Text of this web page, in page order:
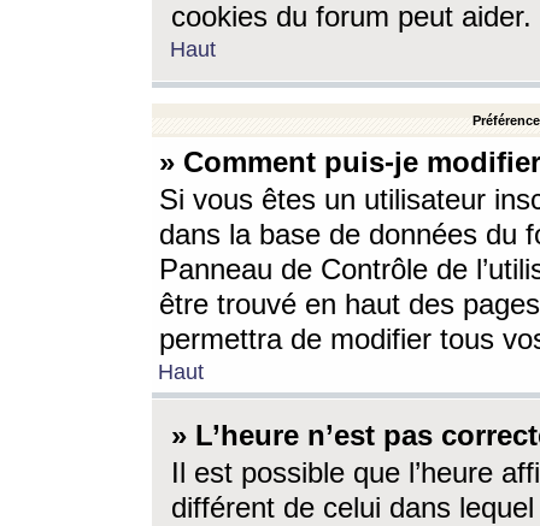
cookies du forum peut aider.
Haut
» Comment puis-je
Si vous êtes un utilisateur
dans la base de données du
Panneau de Contrôle de
être trouvé en haut des
permettra de modifier tous
Haut
» L’heure n’est pas
Il est possible que l’heure
différent de celui dans